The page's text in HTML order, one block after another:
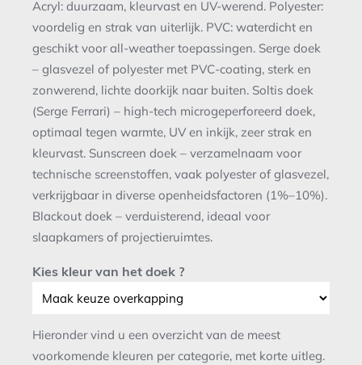
Acryl: duurzaam, kleurvast en UV-werend. Polyester:
voordelig en strak van uiterlijk. PVC: waterdicht en
geschikt voor all-weather toepassingen. Serge doek
– glasvezel of polyester met PVC-coating, sterk en
zonwerend, lichte doorkijk naar buiten. Soltis doek
(Serge Ferrari) – high-tech microgeperforeerd doek,
optimaal tegen warmte, UV en inkijk, zeer strak en
kleurvast. Sunscreen doek – verzamelnaam voor
technische screenstoffen, vaak polyester of glasvezel,
verkrijgbaar in diverse openheidsfactoren (1%–10%).
Blackout doek – verduisterend, ideaal voor
slaapkamers of projectieruimtes.
Kies kleur van het doek ?
Hieronder vind u een overzicht van de meest
voorkomende kleuren per categorie, met korte uitleg.